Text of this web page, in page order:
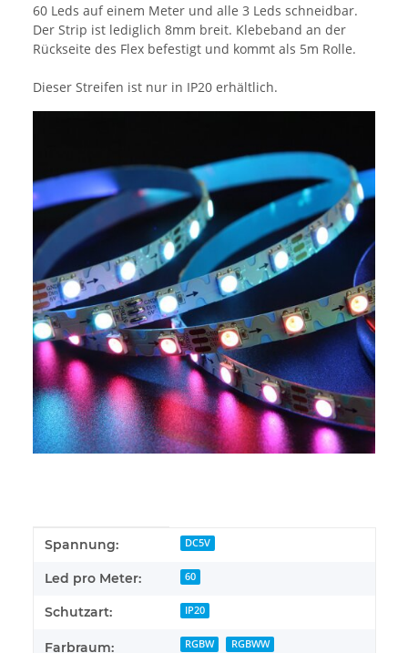
60 Leds auf einem Meter und alle 3 Leds schneidbar.
Der Strip ist lediglich 8mm breit. Klebeband an der
Rückseite des Flex befestigt und kommt als 5m Rolle.
Dieser Streifen ist nur in IP20 erhältlich.
Produkteigenschaft
Wert
Spannung: DC5V
Led pro Meter: 60
Schutzart: IP20
Farbraum: RGBW RGBWW